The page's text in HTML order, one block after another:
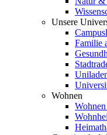
Unsere
Familie
Wohnen